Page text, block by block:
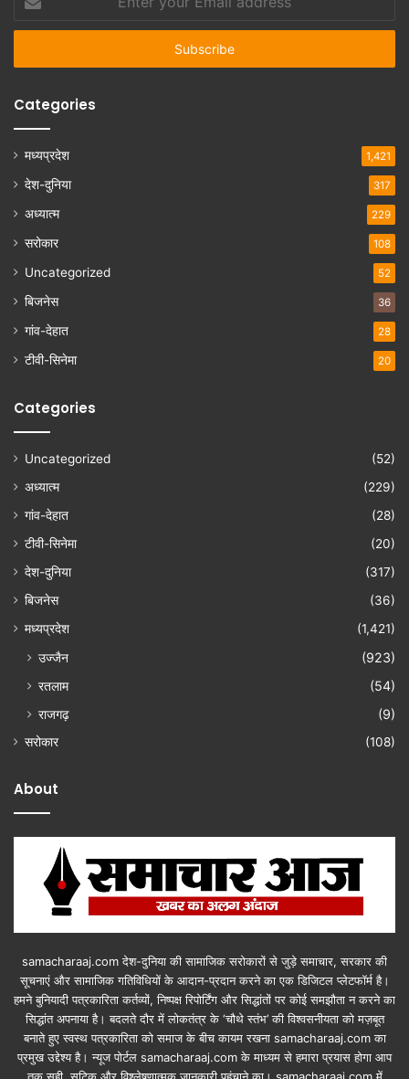
your
Email
Categories
मध्यप्रदेश 1,421
देश-दुनिया 317
अध्यात्म 229
सरोकार 108
Uncategorized 52
बिजनेस 36
गांव-देहात 28
टीवी-सिनेमा 20
Categories
Uncategorized
(52)
अध्यात्म
(229)
गांव-देहात
(28)
टीवी-सिनेमा
(20)
देश-दुनिया
(317)
बिजनेस
(36)
मध्यप्रदेश
(1,421)
उज्जैन
(923)
रतलाम
(54)
राजगढ़
(9)
सरोकार (108)
About
samacharaaj.com देश-दुनिया की सामाजिक सरोकारों से जुड़े समाचार, सरकार की
सूचनाएं और सामाजिक गतिविधियाें के आदान-प्रदान करने का एक डिजिटल प्लेटफॉर्म है।
हमने बुनियादी पत्रकारिता कर्तव्यों, निष्पक्ष रिपोर्टिंग और सिद्धांतों पर कोई समझौता न करने का
सिद्धांत अपनाया है। बदलते दौर में लोकतंत्र के ‘चौथे स्तंभ’ की विश्वसनीयता को मज़बूत
बनाते हुए स्वस्थ पत्रकारिता को समाज के बीच कायम रखना samacharaaj.com का
प्रमुख उद्देश्य है। न्यूज पोर्टल samacharaaj.com के माध्यम से हमारा प्रयास होगा आप